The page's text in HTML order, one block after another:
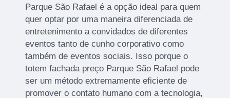
Parque São Rafael é a opção ideal para quem
quer optar por uma maneira diferenciada de
entretenimento a convidados de diferentes
eventos tanto de cunho corporativo como
também de eventos sociais. Isso porque o
totem fachada preço Parque São Rafael pode
ser um método extremamente eficiente de
promover o contato humano com a tecnologia,